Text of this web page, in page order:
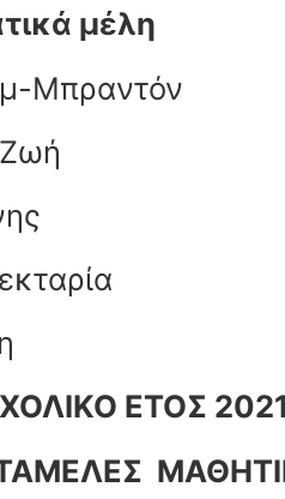
μέλη
Μπραντόν
ΕΤΟΣ